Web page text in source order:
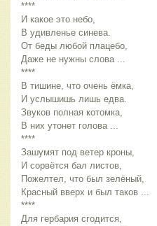
****
И какое это небо,
В удивленье синева.
От беды любой плацебо,
Даже не нужны слова ...
****
В тишине, что очень ёмка,
И услышишь лишь едва.
Звуков полная котомка,
В них утонет голова ...
****
Зашумят под ветер кроны,
И сорвётся бал листов,
Пожелтел, что был зелёный,
Красный вверх и был таков ...
****
Для гербария сгодится,